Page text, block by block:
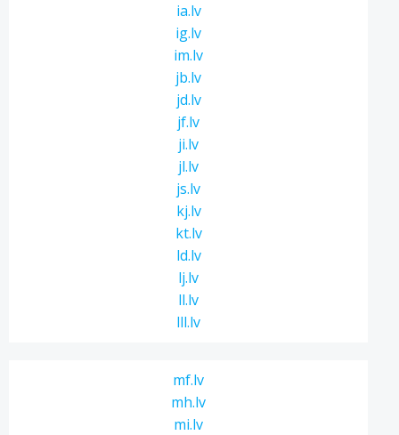
ia.lv
ig.lv
im.lv
jb.lv
jd.lv
jf.lv
ji.lv
jl.lv
js.lv
kj.lv
kt.lv
ld.lv
lj.lv
ll.lv
lll.lv
mf.lv
mh.lv
mi.lv